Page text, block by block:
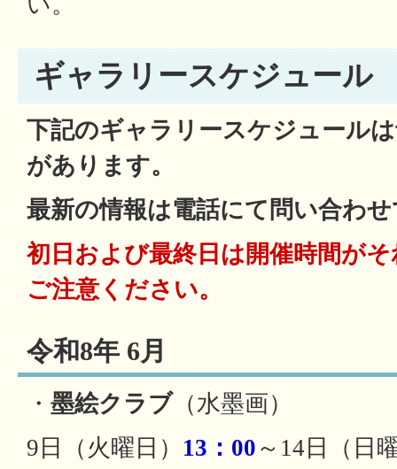
ギャラリースケジュール
下記のギャラリースケジュール
があります。
最新の情報は電話にて問い合わ
初日および最終日は開催時間が
ご注意ください。
令和8年 6月
・ 墨絵クラブ （水墨画）
9日（火曜日） 13：00 ～14日（日